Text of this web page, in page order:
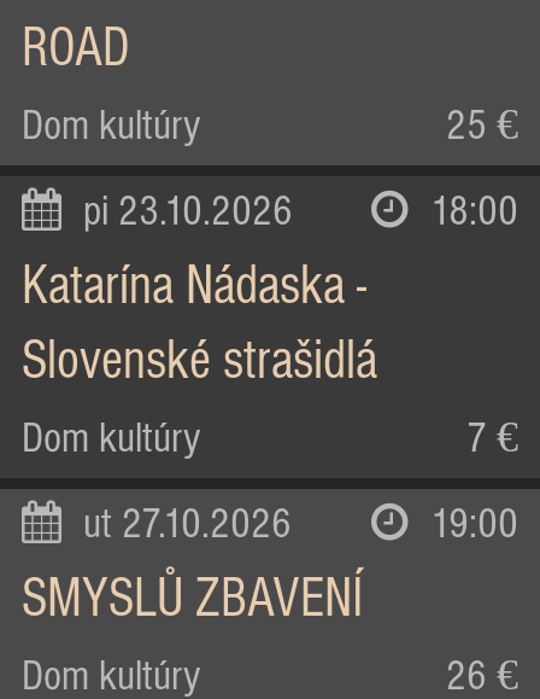
ROAD
Dom kultúry 25 €
pi 23.10.2026 18:00
Katarína Nádaska -
Slovenské strašidlá
Dom kultúry 7 €
ut 27.10.2026 19:00
SMYSLŮ ZBAVENÍ
Dom kultúry 26 €